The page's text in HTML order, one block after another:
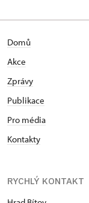
Domů
Akce
Zprávy
Publikace
Pro média
Kontakty
RYCHLÝ KONTAKT